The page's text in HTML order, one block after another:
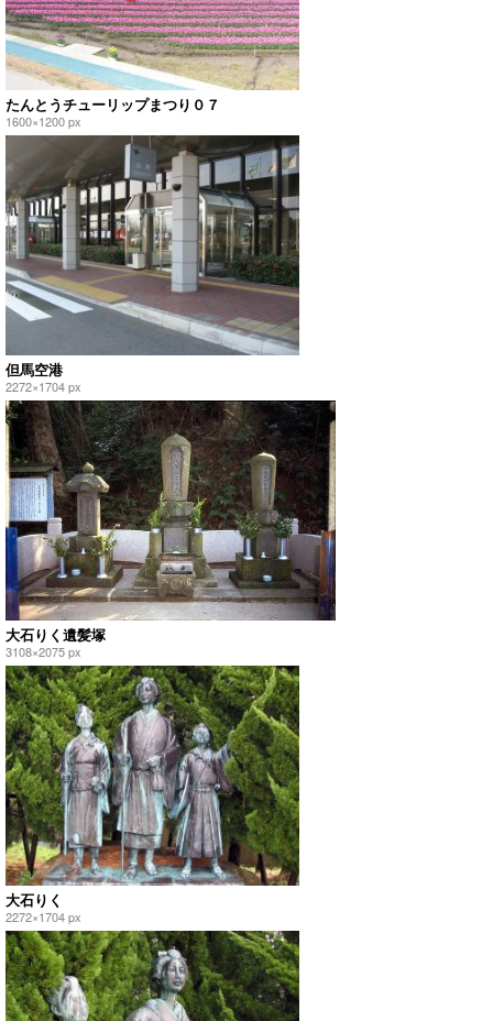
たんとうチューリップまつり０７
1600×1200 px
但馬空港
2272×1704 px
大石りく遺髪塚
3108×2075 px
大石りく
2272×1704 px